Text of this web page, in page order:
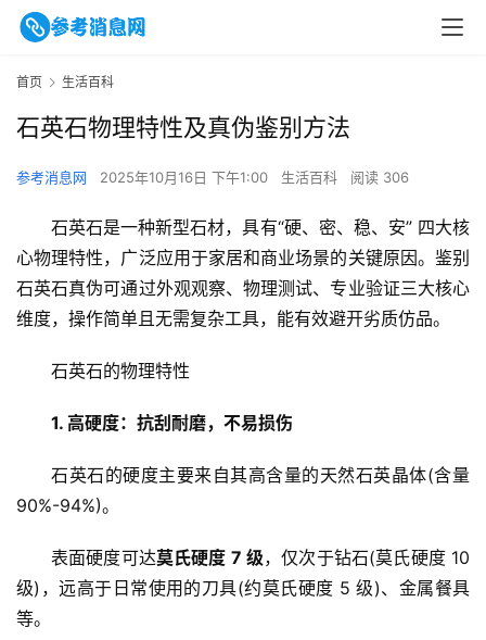
首页 生活百科
石英石物理特性及真伪鉴别方法
参考消息网 2025年10月16日 下午1:00 生活百科 阅读 306
石英石是一种新型石材，具有“硬、密、稳、安” 四大核
心物理特性，广泛应用于家居和商业场景的关键原因。鉴别
石英石真伪可通过外观观察、物理测试、专业验证三大核心
维度，操作简单且无需复杂工具，能有效避开劣质仿品。
石英石的物理特性
1. 高硬度：抗刮耐磨，不易损伤
石英石的硬度主要来自其高含量的天然石英晶体(含量
90%-94%)。
表面硬度可达莫氏硬度 7 级，仅次于钻石(莫氏硬度 10
级)，远高于日常使用的刀具(约莫氏硬度 5 级)、金属餐具
等。